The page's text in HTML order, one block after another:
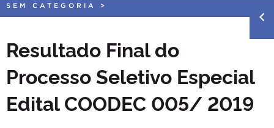
INTERNACIONAL
PORTARIAS
SEM CATEGORIA >
Resultado Final do
Processo Seletivo Especial
Edital COODEC 005/ 2019